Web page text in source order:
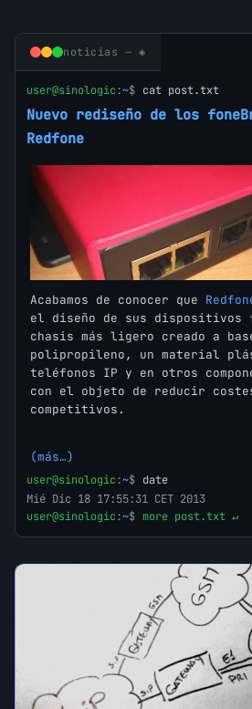
noticias — ◈
user@sinologic:~$ cat post.txt
Nuevo rediseño de los
Redfone
Acabamos de conocer que
el diseño de sus dispositivos
chasis más ligero creado a
polipropileno, un material
teléfonos IP y en otros
con el objeto de reducir
competitivos.
(más…)
user@sinologic:~$ date
Mié Dic 18 17:55:31 CET 2013
user@sinologic:~$ more post.txt ↵